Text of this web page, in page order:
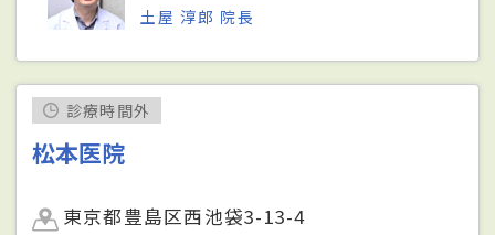
土屋 淳郎 院長
診療時間外
松本医院
東京都豊島区西池袋3-13-4